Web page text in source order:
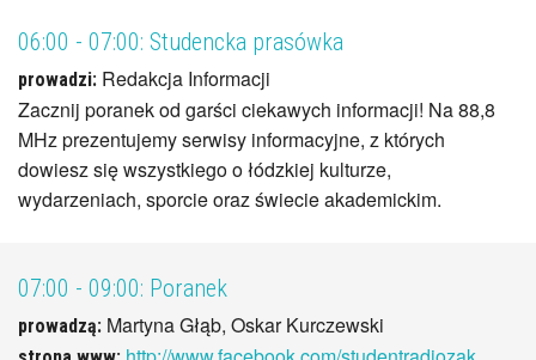
06:00 - 07:00: Studencka prasówka
prowadzi: Redakcja Informacji
Zacznij poranek od garści ciekawych informacji! Na 88,8
MHz prezentujemy serwisy informacyjne, z których
dowiesz się wszystkiego o łódzkiej kulturze,
wydarzeniach, sporcie oraz świecie akademickim.
07:00 - 09:00: Poranek
prowadzą: Martyna Głąb, Oskar Kurczewski